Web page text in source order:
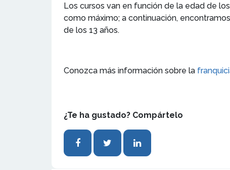
Los cursos van en función de la edad de
como máximo; a continuación,
de los 13 años.
Conozca más información sobre la
¿Te ha gustado? Compártelo